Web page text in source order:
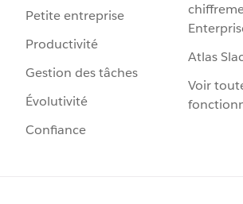
Petite entreprise
Productivité
Gestion des tâches
Évolutivité
Confiance
Atlas
Voir